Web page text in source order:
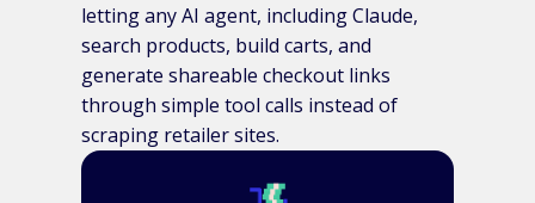
letting any AI agent, including Claude,
search products, build carts, and
generate shareable checkout links
through simple tool calls instead of
scraping retailer sites.